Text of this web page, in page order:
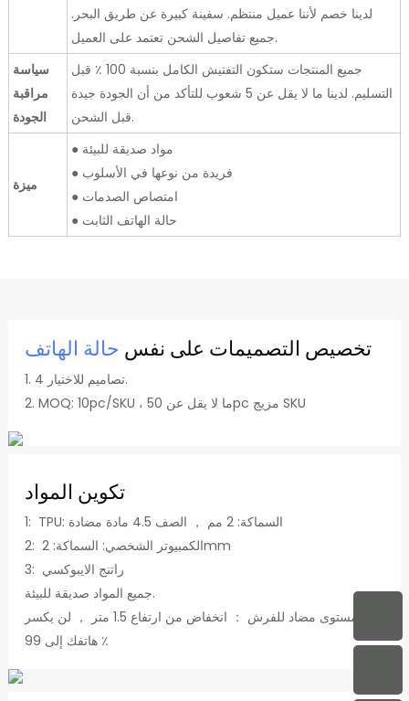
لدينا خصم لأننا عميل منتظم. سفينة كبيرة عن طريق البحر.
جميع تفاصيل الشحن تعتمد على العميل.
سياسة
مراقبة
الجودة
جميع المنتجات ستكون التفتيش الكامل بنسبة 100 ٪ قبل
التسليم. لدينا ما لا يقل عن 5 شعوب للتأكد من أن الجودة جيدة
قبل الشحن.
ميزة
● مواد صديقة للبيئة
● فريدة من نوعها في الأسلوب
● امتصاص الصدمات
● حالة الهاتف الثابت
تخصيص التصميمات على نفس حالة الهاتف
1. 4 تصاميم للاختيار.
2. MOQ: 10pc/SKU ، ما لا يقل عن 50pc مزيج SKU
تكوين المواد
1: TPU: السماكة: 2 مم ， الصف 4.5 مادة مضادة
2: الكمبيوتر الشخصي: السماكة: 2mm
3: راتنج الايبوكسي
جميع المواد صديقة للبيئة.
مستوى مضاد للفرش ： انخفاض من ارتفاع 1.5 متر ， لن يكسر
هاتفك إلى 99 ٪